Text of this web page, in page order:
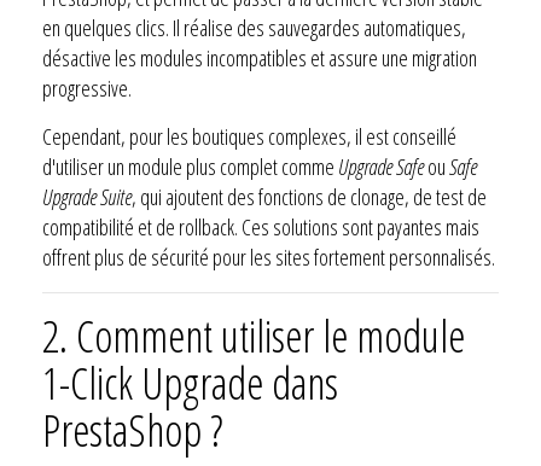
en quelques clics. Il réalise des sauvegardes automatiques,
désactive les modules incompatibles et assure une migration
progressive.
Cependant, pour les boutiques complexes, il est conseillé
d'utiliser un module plus complet comme Upgrade SafeouSafe
Upgrade Suite, qui ajoutent des fonctions de clonage, de test de
compatibilité et de rollback. Ces solutions sont payantes mais
offrent plus de sécurité pour les sites fortement personnalisés.
2. Comment utiliser le module
1-Click Upgrade dans
PrestaShop ?